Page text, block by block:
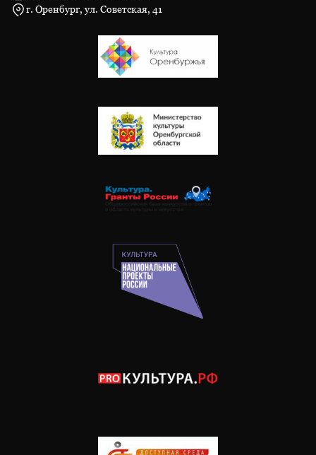
г. Оренбург, ул. Советская, 41